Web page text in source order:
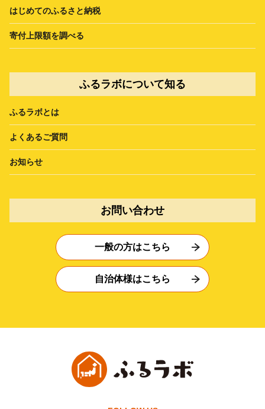
はじめてのふるさと納税
寄付上限額を調べる
ふるラボについて知る
ふるラボとは
よくあるご質問
お知らせ
お問い合わせ
一般の方はこちら
自治体様はこちら